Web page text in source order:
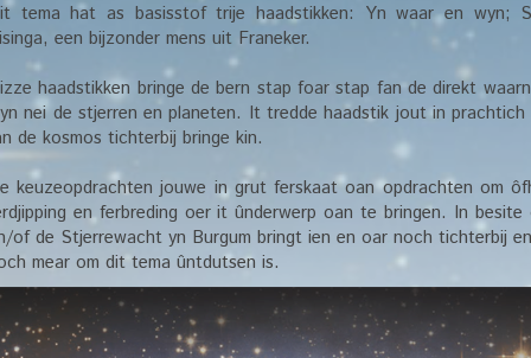
tema hat as basisstof trije haadstikken: Yn waar en wyn;
een bijzonder mens uit Franeker.
haadstikken bringe de bern stap foar stap fan de direkt
nei de stjerren en planeten. It tredde haadstik jout in prachtich
de kosmos tichterbij bringe kin.
keuzeopdrachten jouwe in grut ferskaat oan opdrachten om
en ferbreding oer it ûnderwerp oan te bringen. In
of de Stjerrewacht yn Burgum bringt ien en oar noch tichterbij
mear om dit tema ûntdutsen is.